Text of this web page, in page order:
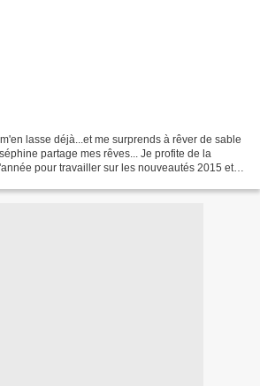
lasse déjà...et me surprends à rêver de sable
partage mes rêves... Je profite de la
pour travailler sur les nouveautés 2015 et